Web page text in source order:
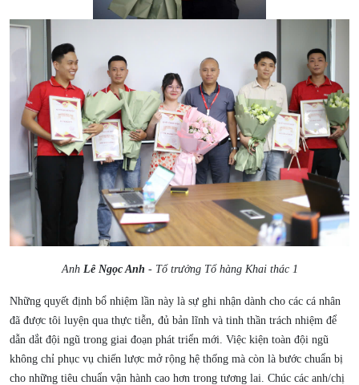
Anh Lê Ngọc Anh - Tổ trưởng Tổ hàng Khai thác 1
Những quyết định bổ nhiệm lần này là sự ghi nhận dành cho các cá nhân
đã được tôi luyện qua thực tiễn, đủ bản lĩnh và tinh thần trách nhiệm để
dẫn dắt đội ngũ trong giai đoạn phát triển mới. Việc kiện toàn đội ngũ
không chỉ phục vụ chiến lược mở rộng hệ thống mà còn là bước chuẩn bị
cho những tiêu chuẩn vận hành cao hơn trong tương lai. Chúc các anh/chị